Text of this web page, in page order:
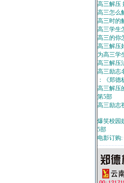
高三解压
高三怎么
高三时的
高三学生
高三的你
高三解压
为高三学
高三解压
高三励志
：《郑
高三解压
第5部
高三励志
爆笑校园
5部
电影订购: